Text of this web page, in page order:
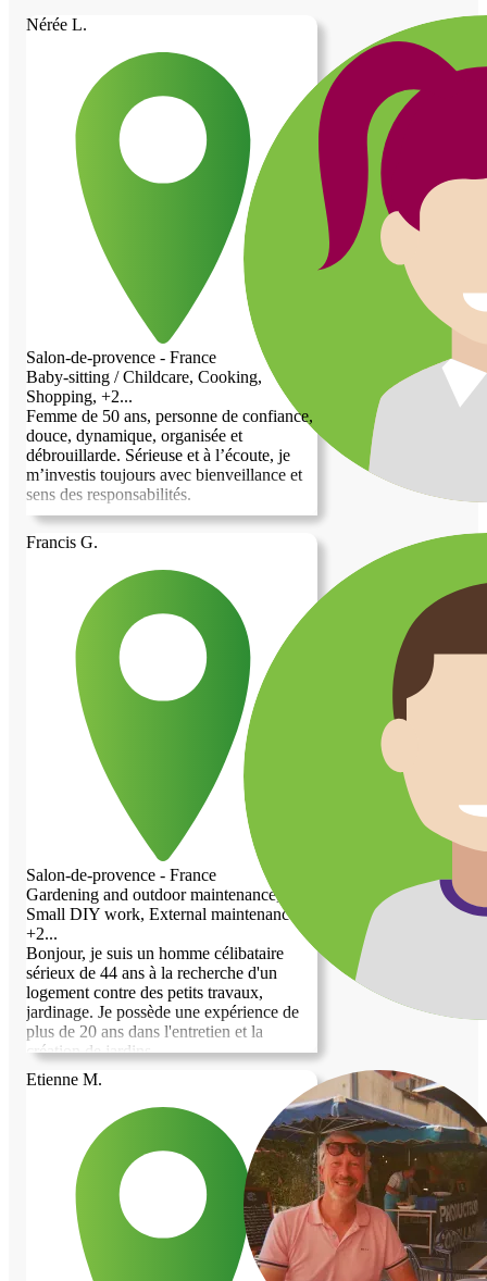
Nérée L.
Salon-de-provence - France
Baby-sitting / Childcare, Cooking,
Shopping, +2...
Femme de 50 ans, personne de confiance,
douce, dynamique, organisée et
débrouillarde. Sérieuse et à l’écoute, je
m’investis toujours avec bienveillance et
sens des responsabilités.
Francis G.
Salon-de-provence - France
Gardening and outdoor maintenance,
Small DIY work, External maintenance,
+2...
Bonjour, je suis un homme célibataire
sérieux de 44 ans à la recherche d'un
logement contre des petits travaux,
jardinage. Je possède une expérience de
plus de 20 ans dans l'entretien et la
création de jardins.
Etienne M.